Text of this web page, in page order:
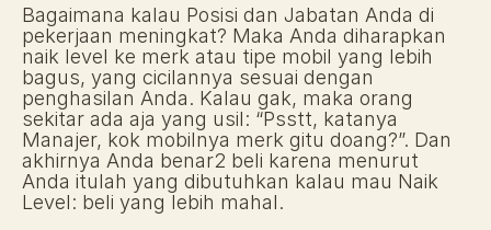
Bagaimana kalau Posisi dan Jabatan Anda di
pekerjaan meningkat? Maka Anda diharapkan
naik level ke merk atau tipe mobil yang lebih
bagus, yang cicilannya sesuai dengan
penghasilan Anda. Kalau gak, maka orang
sekitar ada aja yang usil: “Psstt, katanya
Manajer, kok mobilnya merk gitu doang?”. Dan
akhirnya Anda benar2 beli karena menurut
Anda itulah yang dibutuhkan kalau mau Naik
Level: beli yang lebih mahal.